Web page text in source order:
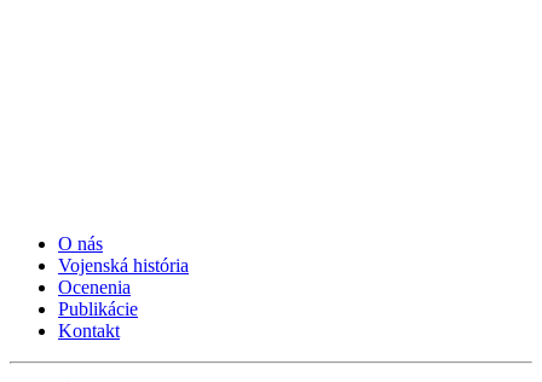
O nás
Vojenská história
Ocenenia
Publikácie
Kontakt